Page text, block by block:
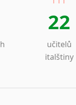
22
učitelů
italštiny